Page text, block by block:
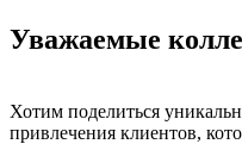
Уважаемые
Хотим поделиться
привлечения клиентов,